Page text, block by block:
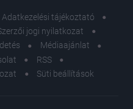
Adatkezelési tájékoztató
jogi nyilatkozat
Médiaajánlat
RSS
Süti beállítások